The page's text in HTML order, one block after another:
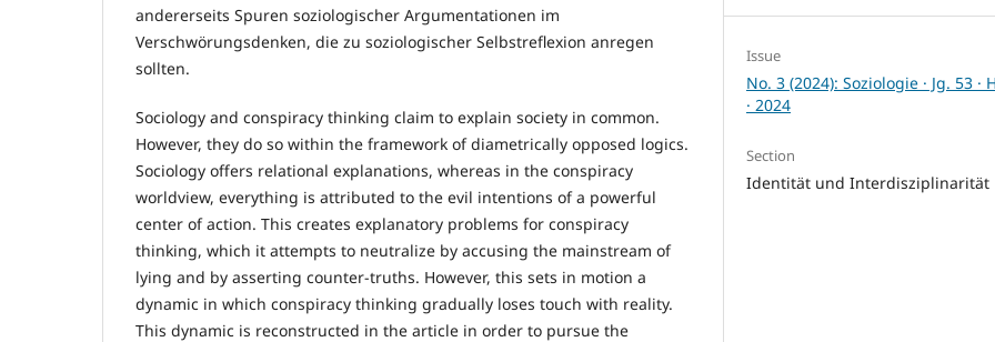
andererseits Spuren soziologischer Argumentationen im
Verschwörungsdenken, die zu soziologischer Selbstreflexion anregen
sollten.
Sociology and conspiracy thinking claim to explain society in common.
However, they do so within the framework of diametrically opposed logics.
Sociology offers relational explanations, whereas in the conspiracy
worldview, everything is attributed to the evil intentions of a powerful
center of action. This creates explanatory problems for conspiracy
thinking, which it attempts to neutralize by accusing the mainstream of
lying and by asserting counter-truths. However, this sets in motion a
dynamic in which conspiracy thinking gradually loses touch with reality.
This dynamic is reconstructed in the article in order to pursue the
Issue
No. 3 (2024): Soziologie · Jg. 53 ·
· 2024
Section
Identität und Interdisziplinarität